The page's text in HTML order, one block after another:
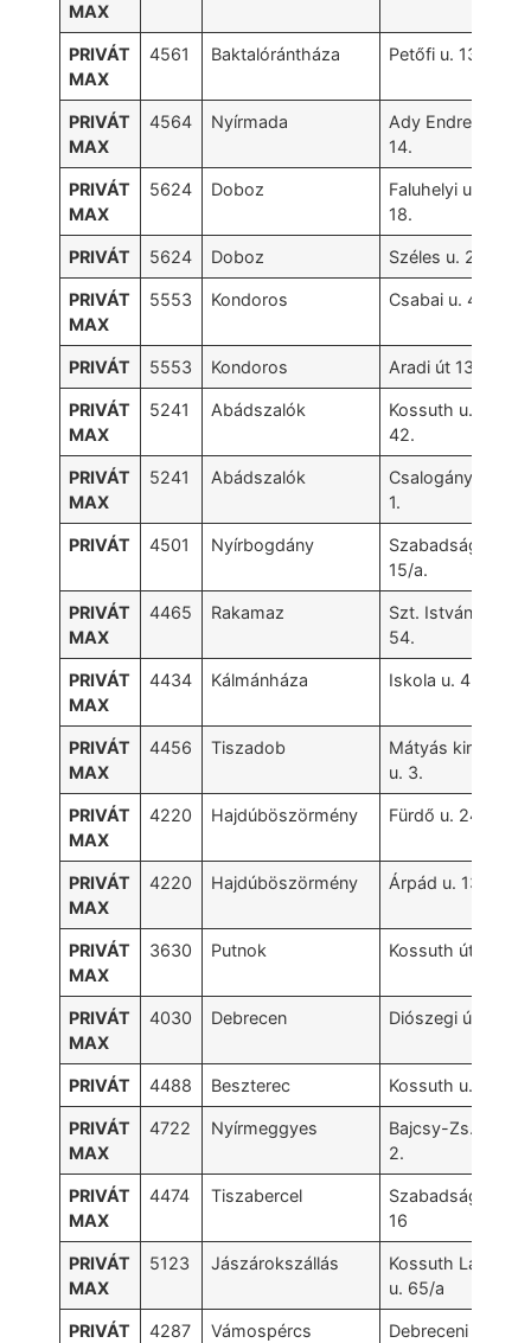
MAX
PRIVÁT
MAX
4561 Baktalórántháza Petőfi u. 13.
PRIVÁT
MAX
4564 Nyírmada
Ady Endre út
14.
PRIVÁT
MAX
5624 Doboz
Faluhelyi u.
18.
PRIVÁT 5624 Doboz Széles u. 21/a
PRIVÁT
MAX
5553 Kondoros Csabai u. 49.
PRIVÁT 5553 Kondoros Aradi út 13.
PRIVÁT
MAX
5241 Abádszalók
Kossuth u.
42.
PRIVÁT
MAX
5241 Abádszalók
Csalogány u.
1.
PRIVÁT 4501 Nyírbogdány
Szabadság u.
15/a.
PRIVÁT
MAX
4465 Rakamaz
Szt. István u.
54.
PRIVÁT
MAX
4434 Kálmánháza Iskola u. 4.
PRIVÁT
MAX
4456 Tiszadob
Mátyás király
u. 3.
PRIVÁT
MAX
4220 Hajdúböszörmény Fürdő u. 24.
PRIVÁT
MAX
4220 Hajdúböszörmény Árpád u. 13.
PRIVÁT
MAX
3630 Putnok Kossuth út 11.
PRIVÁT
MAX
4030 Debrecen Diószegi út 6.
PRIVÁT 4488 Beszterec Kossuth u. 41.
PRIVÁT
MAX
4722 Nyírmeggyes
Bajcsy-Zs.u.
2.
PRIVÁT
MAX
4474 Tiszabercel
Szabadság u.
16
PRIVÁT
MAX
5123 Jászárokszállás
Kossuth Lajos
u. 65/a
PRIVÁT
4287 Vámospércs
Debreceni u.